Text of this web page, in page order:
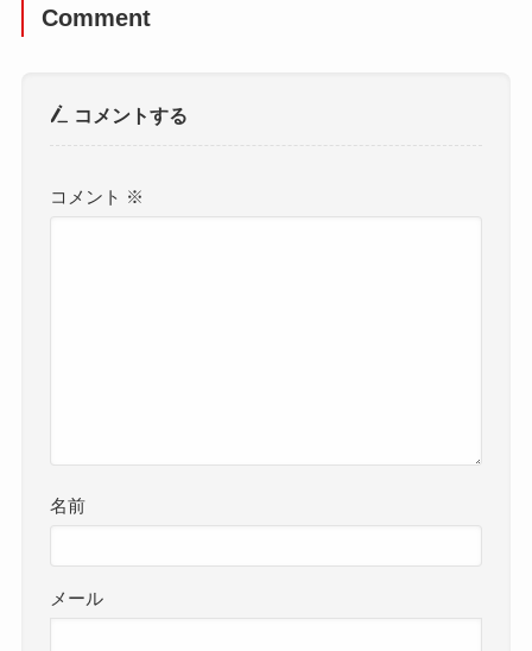
Comment
コメントする
コメント ※
名前
メール